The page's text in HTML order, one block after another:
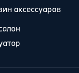
аксессуаров